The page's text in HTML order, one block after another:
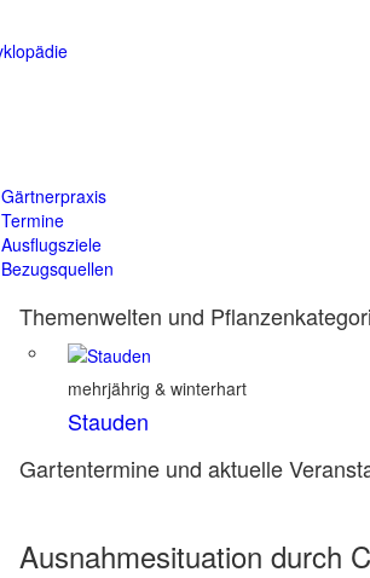
Themenwelten und
mehrjährig & winterhart
Stauden
Gärtnerpraxis
Termine
Gartentermine und aktuelle
Ausnahmesituation durch
Ausflugsziele
Bezugsquellen